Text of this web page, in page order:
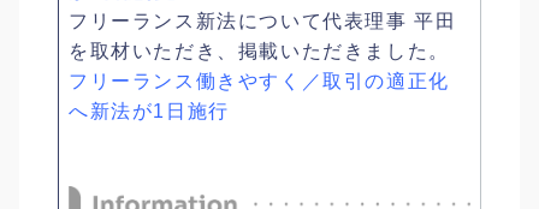
フリーランス新法について代表理事 平田
を取材いただき、掲載いただきました。
フリーランス働きやすく／取引の適正化
へ新法が1日施行